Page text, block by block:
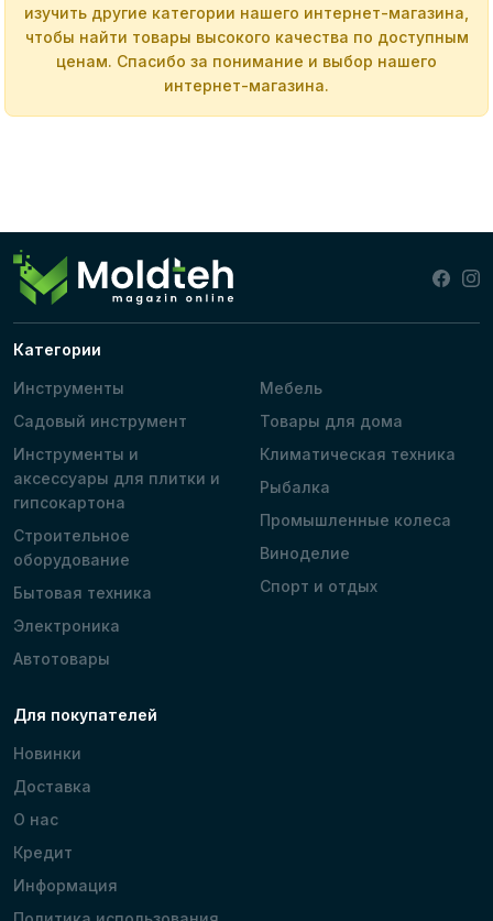
изучить другие категории нашего интернет-магазина,
чтобы найти товары высокого качества по доступным
ценам. Спасибо за понимание и выбор нашего
интернет-магазина.
Категории
Инструменты
Садовый инструмент
Инструменты и
аксессуары для плитки и
гипсокартона
Строительное
оборудование
Бытовая техника
Электроника
Автотовары
Мебель
Товары для дома
Климатическая техника
Рыбалка
Промышленные колеса
Виноделие
Спорт и отдых
Для покупателей
Новинки
Доставка
О нас
Кредит
Информация